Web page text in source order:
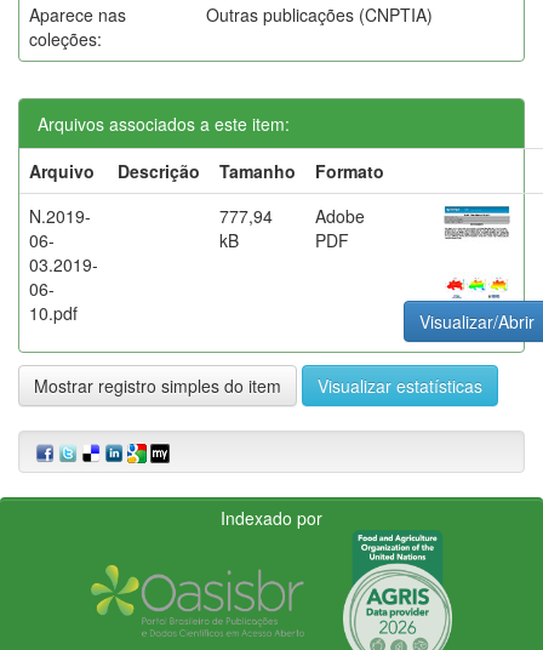
Aparece nas
coleções:
Outras publicações (CNPTIA)
Arquivos associados a este item:
Arquivo
Descrição Tamanho
Formato
N.2019-
06-
03.2019-
06-
10.pdf
777,94
kB
Adobe
PDF
Visualizar/Abrir
Mostrar registro simples do item Visualizar estatísticas
Indexado por